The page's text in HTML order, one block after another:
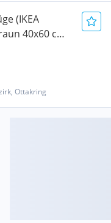
(IKEA
40x60 cm,
Ottakring